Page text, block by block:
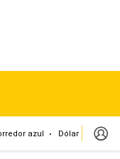
azul Dólar